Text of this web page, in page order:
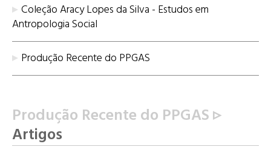
Produção Recente do PPGAS ▹
Artigos
Coleção Aracy Lopes da Silva - Estudos em
Antropologia Social
Produção Recente do PPGAS